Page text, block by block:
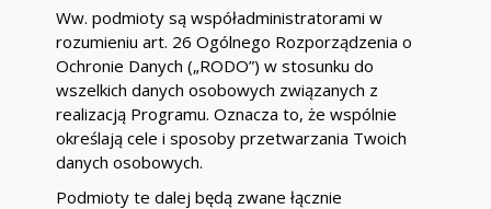
Ww. podmioty są współadministratorami w
rozumieniu art. 26 Ogólnego Rozporządzenia o
Ochronie Danych („RODO”) w stosunku do
wszelkich danych osobowych związanych z
realizacją Programu. Oznacza to, że wspólnie
określają cele i sposoby przetwarzania Twoich
danych osobowych.
Podmioty te dalej będą zwane łącznie